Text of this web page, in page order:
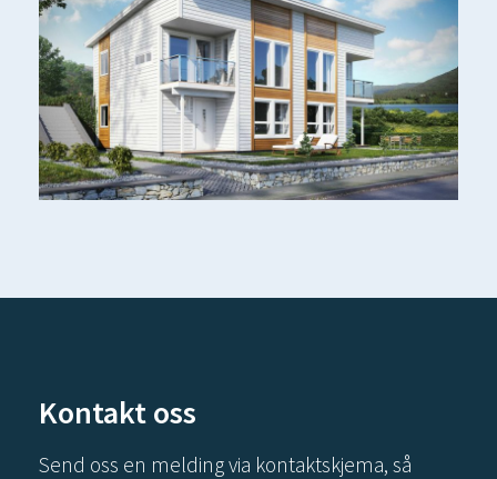
Kontakt oss
Send oss en melding via kontaktskjema, så